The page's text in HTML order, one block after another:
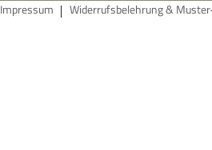
Impressum Widerrufsbelehrung &